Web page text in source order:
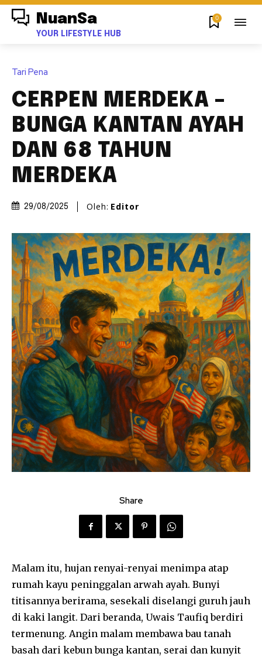
NuanSa
YOUR LIFESTYLE HUB
0
Tari Pena
CERPEN MERDEKA –
BUNGA KANTAN AYAH
DAN 68 TAHUN
MERDEKA
29/08/2025 Oleh: Editor
Share
Malam itu, hujan renyai-renyai menimpa atap
rumah kayu peninggalan arwah ayah. Bunyi
titisannya berirama, sesekali diselangi guruh jauh
di kaki langit. Dari beranda, Uwais Taufiq berdiri
termenung. Angin malam membawa bau tanah
basah dari kebun bunga kantan, serai dan kunyit